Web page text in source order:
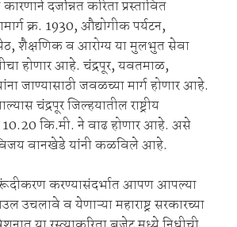
दर्जोन्नत करिता प्रस्तावित
क्र. 1930, औद्योगीक पर्यटन,
शैक्षणिक व आरोग्य या मुलभुत सेवा
होणार आहे. चंद्रपूर, यवतमाळ,
जाण्यासाठी जवळच्या मार्ग होणार आहे.
चंद्रपूर जिल्हयातील राष्ट्रीय
10.20 कि.मी. ने वाढ होणार आहे. असे
वानखेडे यांनी कळविले आहे.
रूंदीकरण करण्यासंदर्भात आपण आपल्या
उचलावे व येणाऱ्या महाराष्ट्र सरकारच्या